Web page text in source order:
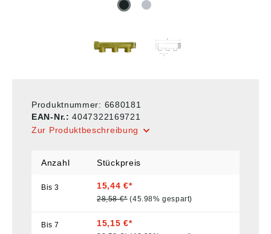
Produktnummer: 6680181
EAN-Nr.:4047322169721
Zur Produktbeschreibung
Anzahl Stückpreis
Bis3 15,44 €*
28,58 €* (45.98% gespart)
Bis7 15,15 €*